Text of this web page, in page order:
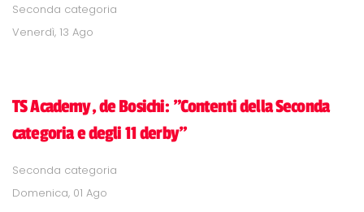
Seconda categoria
Venerdì, 13 Ago
TS Academy, de Bosichi: "Contenti della Seconda
categoria e degli 11 derby"
Seconda categoria
Domenica, 01 Ago